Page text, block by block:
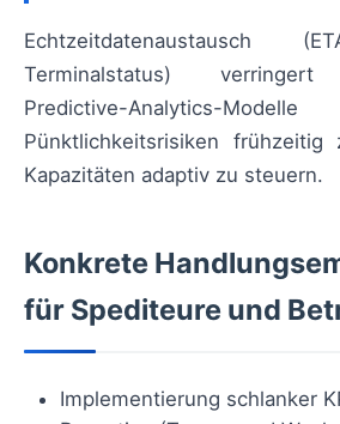
Echtzeitdatenaustausch
Terminalstatus) verringert
Predictive-Analytics-
Pünktlichkeitsrisiken
Kapazitäten adaptiv zu steuern.
Konkrete
für Spediteure und
Implementierung schlanker